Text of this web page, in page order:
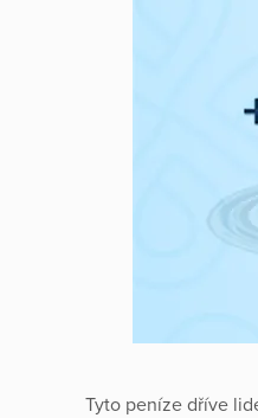
Tyto peníze dříve